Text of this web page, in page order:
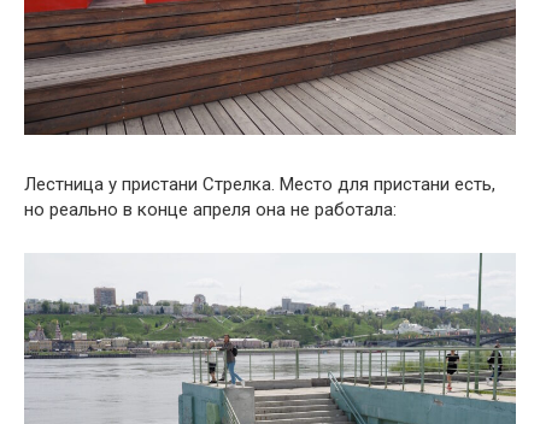
Лестница у пристани Стрелка. Место для пристани есть,
но реально в конце апреля она не работала: